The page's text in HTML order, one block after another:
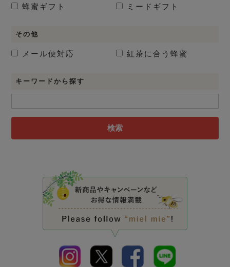
蜂蜜ギフト
ミードギフト
その他
メール便対応 紅茶に合う蜂蜜
キーワードから探す
検索